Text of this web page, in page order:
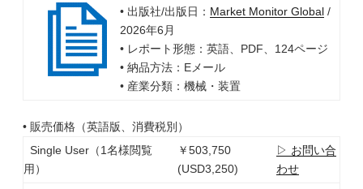
• 出版社/出版日： Market Monitor Global/
2026年6月
• レポート形態：英語、PDF、124ページ
• 納品方法：Eメール
• 産業分類：機械・装置
• 販売価格（英語版、消費税別）
Single User（1名様閲覧
用）
￥503,750
(USD3,250)
▷ お問い合
わせ